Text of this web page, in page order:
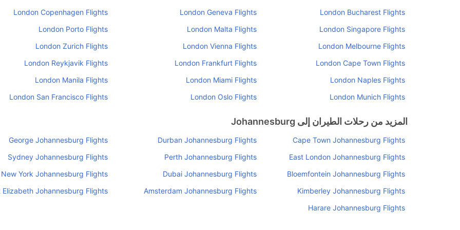
London Bucharest Flights
London Geneva Flights
London Copenhagen Flights
London Singapore Flights
London Malta Flights
London Porto Flights
London Melbourne Flights
London Vienna Flights
London Zurich Flights
London Cape Town Flights
London Frankfurt Flights
London Reykjavik Flights
London Naples Flights
London Miami Flights
London Manila Flights
London Munich Flights
London Oslo Flights
London San Francisco Flights
المزيد من رحلات الطيران إلى Johannesburg
Cape Town Johannesburg Flights
Durban Johannesburg Flights
George Johannesburg Flights
East London Johannesburg Flights
Perth Johannesburg Flights
Sydney Johannesburg Flights
Bloemfontein Johannesburg Flights
Dubai Johannesburg Flights
New York Johannesburg Flights
Kimberley Johannesburg Flights
Amsterdam Johannesburg Flights
Elizabeth Johannesburg Flights
Harare Johannesburg Flights